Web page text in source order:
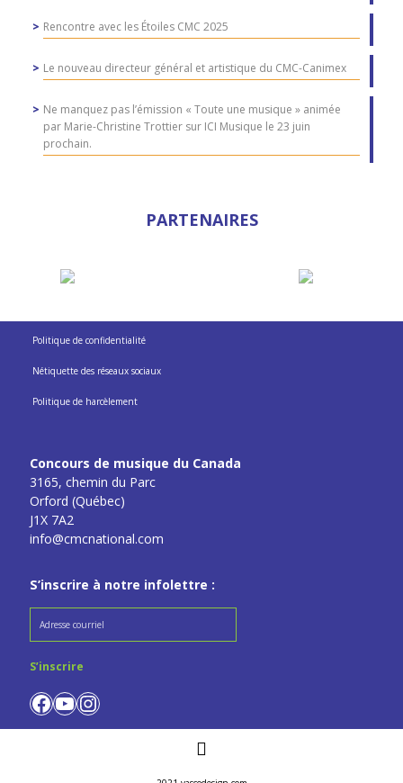
Rencontre avec les Étoiles CMC 2025
Le nouveau directeur général et artistique du CMC-Canimex
Ne manquez pas l’émission « Toute une musique » animée
par Marie-Christine Trottier sur ICI Musique le 23 juin
prochain.
PARTENAIRES
Politique de confidentialité
Nétiquette des réseaux sociaux
Politique de harcèlement
Concours de musique du Canada
3165, chemin du Parc
Orford (Québec)
J1X 7A2
info@cmcnational.com
S’inscrire à notre infolettre :
Facebook
YouTube
Instagram